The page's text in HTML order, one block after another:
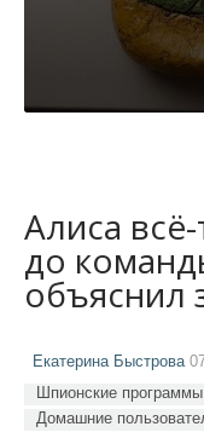
Алиса
до
объяснил
Екатерина Быстрова
Шпионские программы
Домашние